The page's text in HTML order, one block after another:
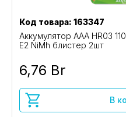
Код товара: 163347
Аккумулятор AAA HR03
E2 NiMh блистер 2шт
6,76 Br
В